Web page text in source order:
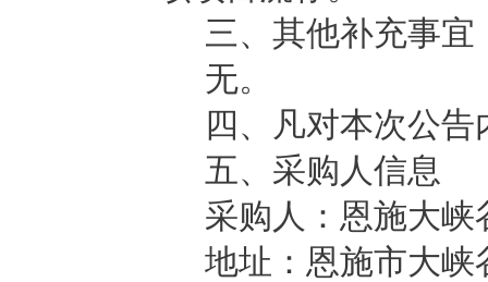
三、其他补充事宜
无。
四、凡对本次公
五、采购人信息
采购人：恩施大
地址：恩施市大